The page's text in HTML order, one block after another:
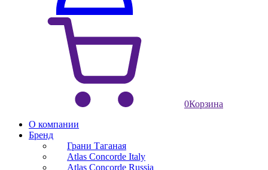
0Корзина
О компании
Бренд
Грани Таганая
Atlas Concorde Italy
Atlas Concorde Russia